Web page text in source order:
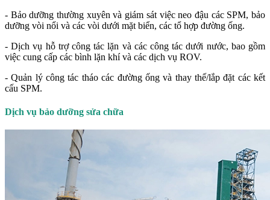
- Bảo dưỡng thường xuyên và giám sát việc neo đậu các SPM, bảo
dưỡng vòi nổi và các vòi dưới mặt biển, các tổ hợp đường ống.
- Dịch vụ hỗ trợ công tác lặn và các công tác dưới nước, bao gồm
việc cung cấp các bình lặn khí và các dịch vụ ROV.
- Quản lý công tác tháo các đường ống và thay thế/lắp đặt các kết
cấu SPM.
Dịch vụ bảo dưỡng sửa chữa